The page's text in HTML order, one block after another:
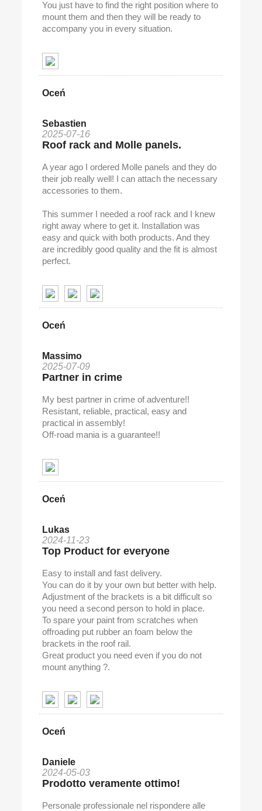
You just have to find the right position where to
mount them and then they will be ready to
accompany you in every situation.
Oceń
Sebastien
2025-07-16
Roof rack and Molle panels.
A year ago I ordered Molle panels and they do
their job really well! I can attach the necessary
accessories to them.
This summer I needed a roof rack and I knew
right away where to get it. Installation was
easy and quick with both products. And they
are incredibly good quality and the fit is almost
perfect.
Oceń
Massimo
2025-07-09
Partner in crime
My best partner in crime of adventure!!
Resistant, reliable, practical, easy and
practical in assembly!
Off-road mania is a guarantee!!
Oceń
Lukas
2024-11-23
Top Product for everyone
Easy to install and fast delivery.
You can do it by your own but better with help.
Adjustment of the brackets is a bit difficult so
you need a second person to hold in place.
To spare your paint from scratches when
offroading put rubber an foam below the
brackets in the roof rail.
Great product you need even if you do not
mount anything ?.
Oceń
Daniele
2024-05-03
Prodotto veramente ottimo!
Personale professionale nel rispondere alle